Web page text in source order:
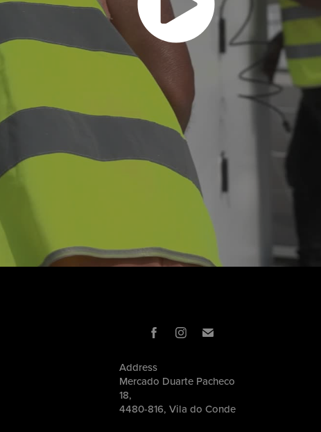
Address
Mercado Duarte Pacheco
18,
4480-816, Vila do Conde